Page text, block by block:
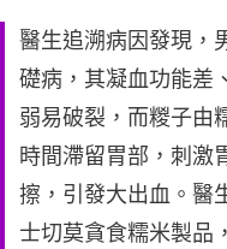
醫生追溯病因發現，
礎病，其凝血功能差
弱易破裂，而糉子由
時間滯留胃部，刺激
擦，引發大出血。醫
士切莫貪食糯米製品